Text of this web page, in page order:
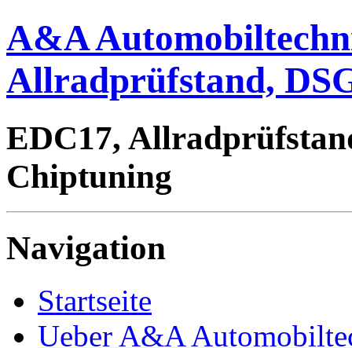
A&A
Allradprüfstand,
EDC17,
Chiptuning
Navigation
Startseite
Ueber A&A